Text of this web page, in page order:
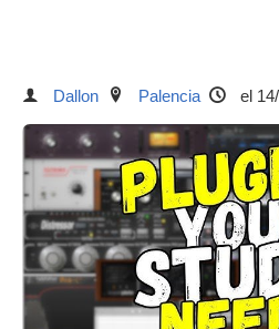
Dallon Palencia el